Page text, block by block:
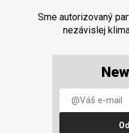
Sme autorizovaný
nezávislej